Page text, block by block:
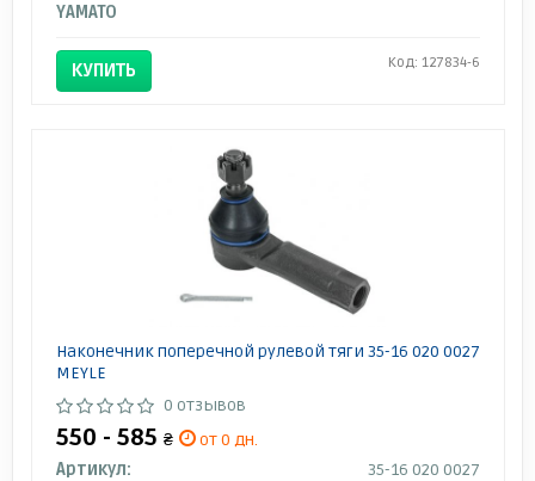
YAMATO
КУПИТЬ Код: 127834-6
Наконечник поперечной рулевой тяги 35-16 020 0027
MEYLE
0 отзывов
550 - 585 ₴
от 0 дн.
Артикул:
35-16 020 0027